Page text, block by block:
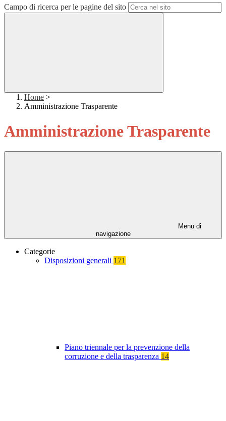
Campo di ricerca per le pagine del sito
Home >
Amministrazione Trasparente
Amministrazione Trasparente
Menu di
navigazione
Categorie
Disposizioni generali 171
Piano triennale per la prevenzione della
corruzione e della trasparenza 14